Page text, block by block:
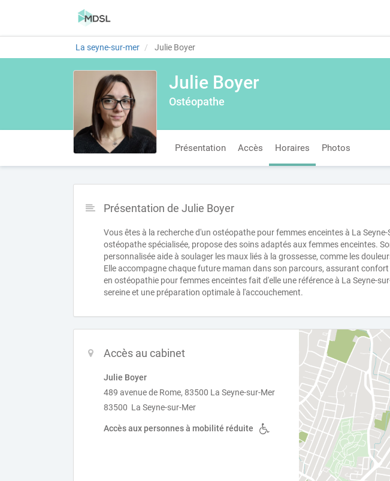
La seyne-sur-mer Julie Boyer
Julie Boyer
Ostéopathe
Présentation Accès Horaires Photos
Présentation de Julie Boyer
Vous êtes à la recherche d'un ostéopathe pour femmes enceintes à La Seyne-
ostéopathe spécialisée, propose des soins adaptés aux femmes enceintes.
personnalisée aide à soulager les maux liés à la grossesse, comme les
Elle accompagne chaque future maman dans son parcours, assurant confort
en ostéopathie pour femmes enceintes fait d'elle une référence à La Seyne-
sereine et une préparation optimale à l'accouchement.
Accès au cabinet
Julie Boyer
489 avenue de Rome, 83500 La Seyne-sur-Mer
83500 La Seyne-sur-Mer
Accès aux personnes à mobilité réduite